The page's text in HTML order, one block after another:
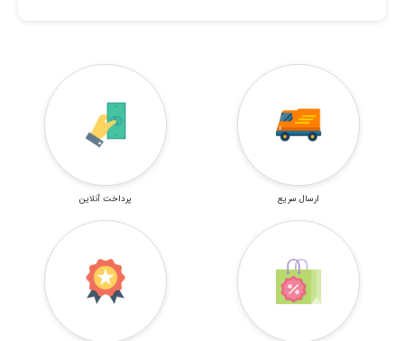
ارسال سریع پرداخت آنلاین